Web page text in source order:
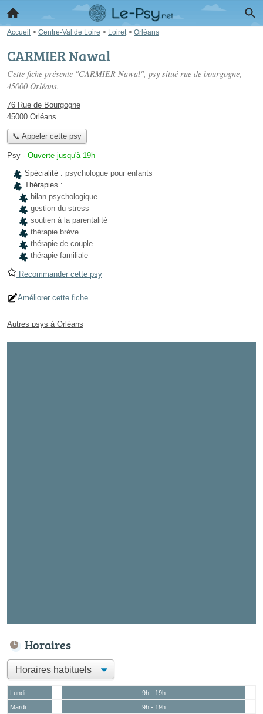
Accueil > Centre-Val de Loire > Loiret > Orléans
CARMIER Nawal
Cette fiche présente "CARMIER Nawal", psy situé rue de bourgogne,
45000 Orléans.
76 Rue de Bourgogne
45000 Orléans
📞 Appeler cette psy
Psy - Ouverte jusqu'à 19h
Spécialité : psychologue pour enfants
Thérapies :
bilan psychologique
gestion du stress
soutien à la parentalité
thérapie brève
thérapie de couple
thérapie familiale
Recommander cette psy
Améliorer cette fiche
Autres psys à Orléans
Horaires
Lundi
9h - 19h
Mardi
9h - 19h